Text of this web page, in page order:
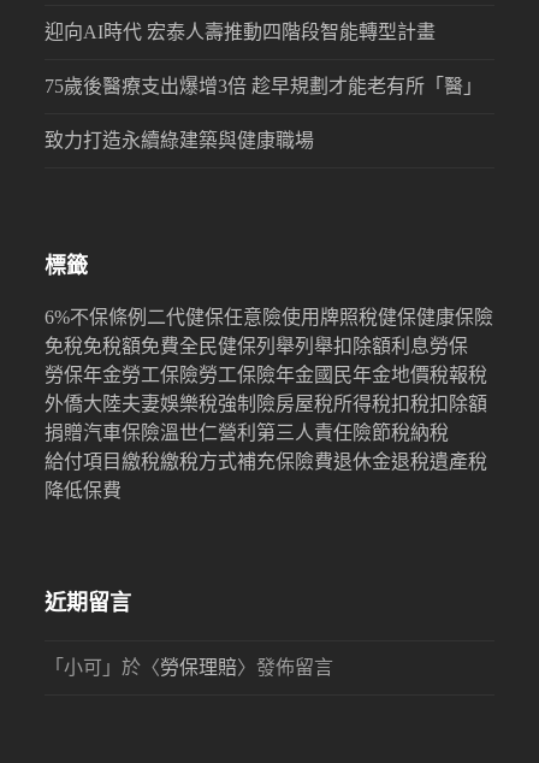
迎向AI時代 宏泰人壽推動四階段智能轉型計畫
75歲後醫療支出爆增3倍 趁早規劃才能老有所「醫」
致力打造永續綠建築與健康職場
標籤
6%不保條例 二代健保任意險使用牌照稅健保健康保險
免稅免稅額免費全民健保列舉列舉扣除額利息勞保
勞保年金勞工保險勞工保險年金國民年金地價稅報稅
外僑大陸夫妻娛樂稅強制險房屋稅所得稅扣稅扣除額
捐贈汽車保險溫世仁營利 第三人責任險節稅納稅
給付項目繳稅繳稅方式補充保險費退休金退稅遺產稅
降低保費
近期留言
「小可 」於〈勞保理賠〉發佈留言